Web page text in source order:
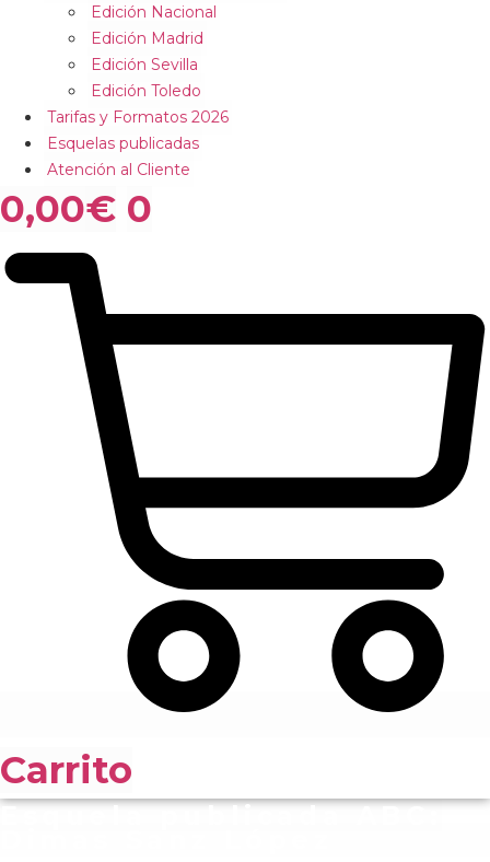
Edición Nacional
Edición Madrid
Edición Sevilla
Edición Toledo
Tarifas y Formatos 2026
Esquelas publicadas
Atención al Cliente
0,00€ 0
Carrito